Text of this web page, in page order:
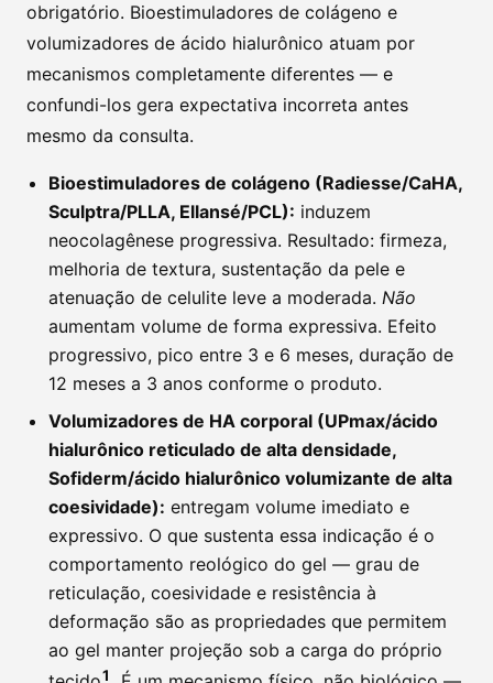
obrigatório. Bioestimuladores de colágeno e
volumizadores de ácido hialurônico atuam por
mecanismos completamente diferentes — e
confundi-los gera expectativa incorreta antes
mesmo da consulta.
Bioestimuladores de colágeno (Radiesse/CaHA,
Sculptra/PLLA, Ellansé/PCL): induzem
neocolagênese progressiva. Resultado: firmeza,
melhoria de textura, sustentação da pele e
atenuação de celulite leve a moderada. Não
aumentam volume de forma expressiva. Efeito
progressivo, pico entre 3 e 6 meses, duração de
12 meses a 3 anos conforme o produto.
Volumizadores de HA corporal (UPmax/ácido
hialurônico reticulado de alta densidade,
Sofiderm/ácido hialurônico volumizante de alta
coesividade): entregam volume imediato e
expressivo. O que sustenta essa indicação é o
comportamento reológico do gel — grau de
reticulação, coesividade e resistência à
deformação são as propriedades que permitem
ao gel manter projeção sob a carga do próprio
1